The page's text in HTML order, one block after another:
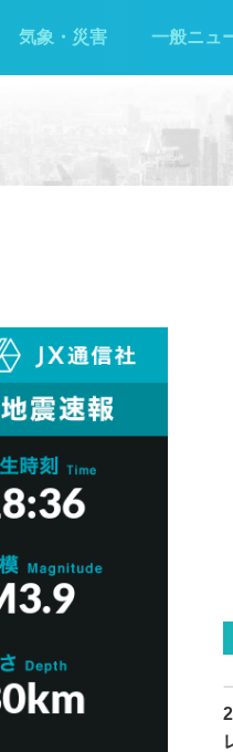
気象・災害 一般ニュ